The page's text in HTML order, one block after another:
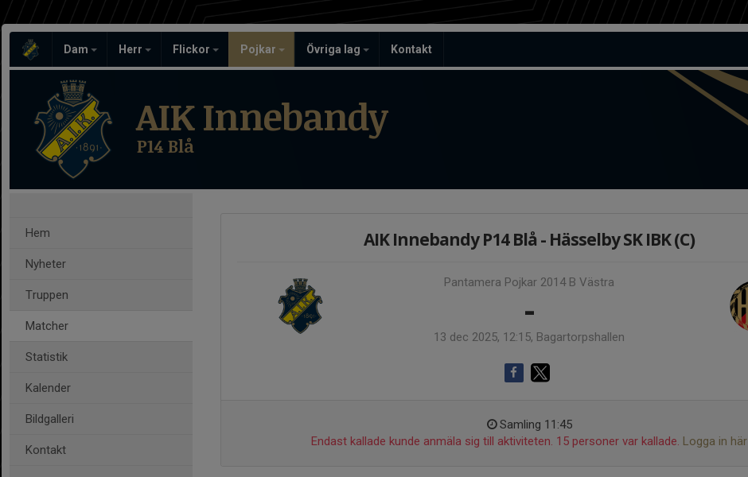
Dam Herr Flickor Pojkar Övriga lag Kontakt
AIK Innebandy
P14 Blå
Hem
Nyheter
Truppen
Matcher
Statistik
Kalender
Bildgalleri
Kontakt
AIK Innebandy P14 Blå - Hässelby SK IBK (C)
Pantamera Pojkar 2014 B Västra
-
13 dec 2025, 12:15, Bagartorpshallen
Samling 11:45
Endast kallade kunde anmäla sig till aktiviteten. 15 personer var kallade. Logga in här